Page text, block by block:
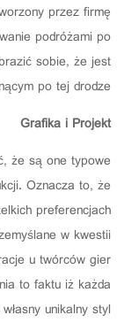
przez firmę
podróżami po
sobie, że jest
po tej drodze.
Grafika i Projekt
że są one typowe
Oznacza to, że
preferencjach
w kwestii
u twórców gier
to faktu iż każda
unikalny styl.